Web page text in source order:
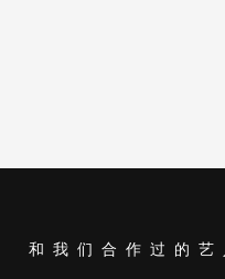
和我们合作过的